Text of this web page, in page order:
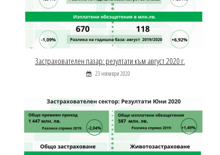
Застрахователен пазар: резултати към август 2020 г.
23 ноември 2020